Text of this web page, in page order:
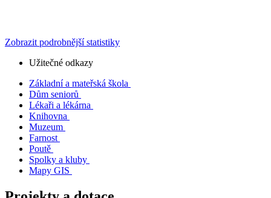
Zobrazit podrobnější statistiky
Užitečné odkazy
Základní a mateřská škola
Dům seniorů
Lékaři a lékárna
Knihovna
Muzeum
Farnost
Poutě
Spolky a kluby
Mapy GIS